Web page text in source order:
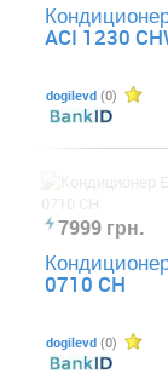
ACI 1230
dogilevd (0)
7999 грн.
0710 CH
dogilevd (0)